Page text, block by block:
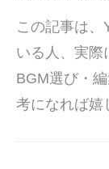
この記事は、
いる人、実際
BGM選び・
考になれば